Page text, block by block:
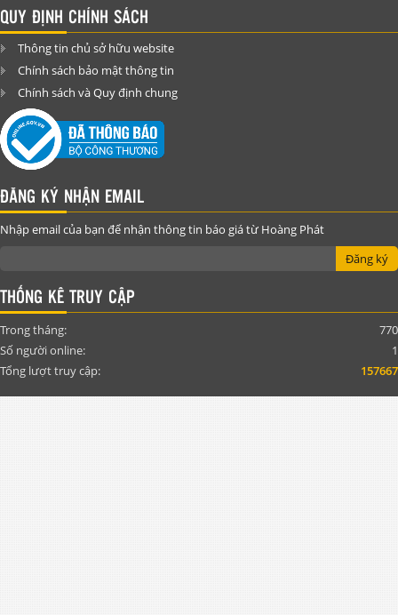
QUY ĐỊNH CHÍNH SÁCH
Thông tin chủ sở hữu website
Chính sách bảo mật thông tin
Chính sách và Quy định chung
ĐĂNG KÝ NHẬN EMAIL
Nhập email của bạn để nhận thông tin báo giá từ Hoàng Phát
Đăng ký
THỐNG KÊ TRUY CẬP
Trong tháng:
770
Số người online:
1
Tổng lượt truy cập:
157667